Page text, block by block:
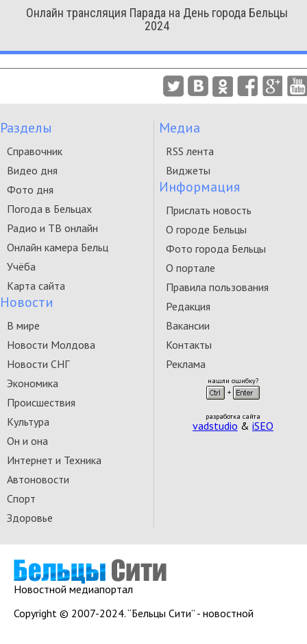
Онлайн трансляция Парада на День города Бельцы
2024
Разделы
Справочник
Видео дня
Фото дня
Погода в Бельцах
Радио и ТВ онлайн
Онлайн камера Бельц
Учёба
Карта сайта
Новости
В мире
Новости Молдова
Новости СНГ
Экономика
Происшествия
Культура
Он и она
Интернет и Техника
Автоновости
Спорт
Здоровье
Медиа
RSS лента
Виджеты
Информация
Прислать новость
О городе Бельцы
Фото города Бельцы
О портале
Правила пользования
Редакция
Вакансии
Контакты
Реклама
нашли ошибку?
разработка сайта
vadstudio & iSEO
Новостной медиапортал
Copyright © 2007-2024. “Бельцы Сити” - новостной